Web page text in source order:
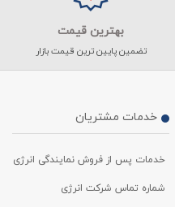
بهترین قیمت
تضمین پایین ترین قیمت بازار
خدمات مشتریان
خدمات پس از فروش نمایندگی انرژی
شماره تماس شرکت انرژی